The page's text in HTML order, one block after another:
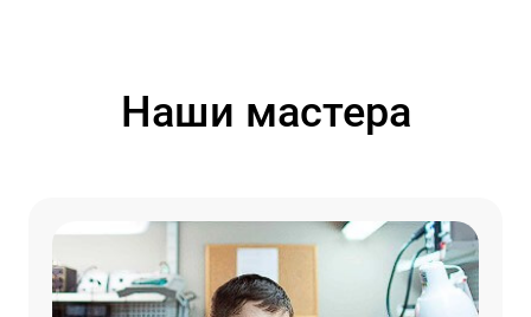
Наши мастера